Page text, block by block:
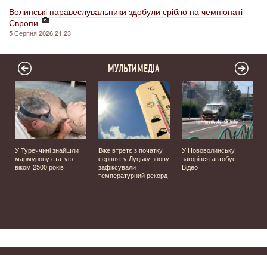
Волинські паравеслувальники здобули срібло на чемпіонаті
Європи
5 Серпня 2026 21:23
МУЛЬТИМЕДІА
У Туреччині знайшли
мармурову статую
віком 2500 років
Вже втретє з початку
серпня: у Луцьку знову
зафіксували
температурний рекорд
У Нововолинську
загорівся автобус.
Відео